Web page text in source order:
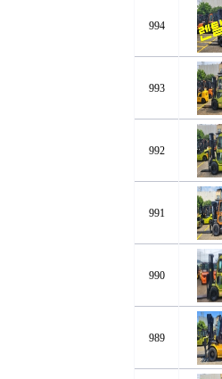
994
993
992
991
990
989